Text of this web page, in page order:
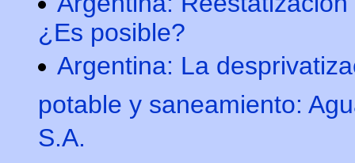
¿Es posible?
Argentina: La
potable y saneamiento:
S.A.